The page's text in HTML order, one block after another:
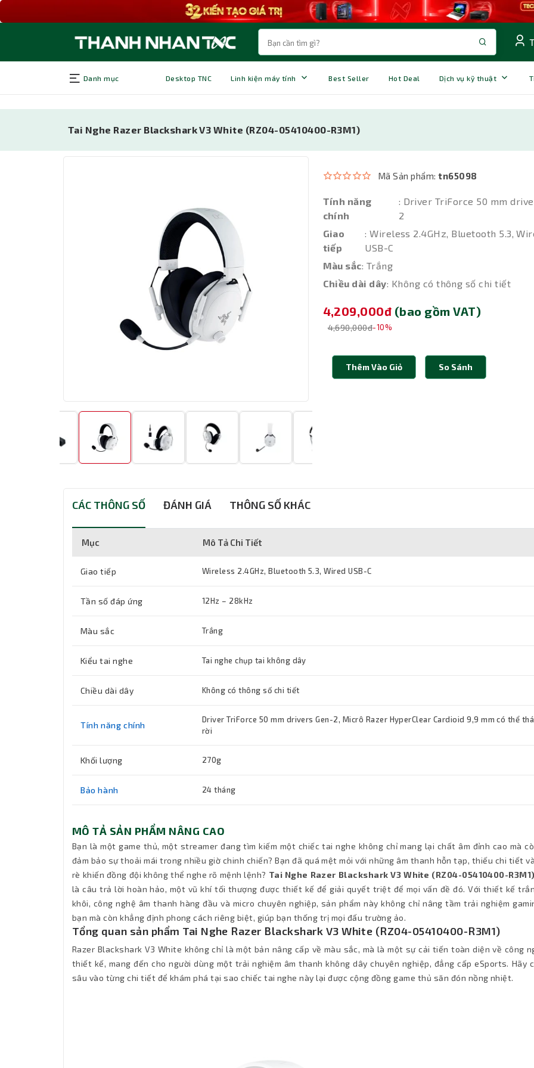
Danh mục Desktop TNC Linh kiện máy tính Best Seller Hot Deal Dịch vụ kỹ thuật
Tai Nghe Razer Blackshark V3 White (RZ04-05410400-R3M1)
Mã Sản phẩm:tn65098
Tính năng
chính
: Driver TriForce 50 mm
2
Giao
tiếp
: Wireless 2.4GHz, Bluetooth 5.3,
USB-C
Màu sắc: Trắng
Chiều dài dây: Không có thông số chi tiết
4,209,000đ (bao gồm VAT)
4,690,000đ-10%
Thêm Vào Giỏ So Sánh
CÁC THÔNG SỐ ĐÁNH GIÁ THÔNG SỐ KHÁC
Mục Mô Tả Chi Tiết
Giao tiếp Wireless 2.4GHz, Bluetooth 5.3, Wired USB-C
Tần số đáp ứng 12Hz – 28kHz
Màu sắc Trắng
Kiểu tai nghe Tai nghe chụp tai không dây
Chiều dài dây Không có thông số chi tiết
Tính năng chính
Driver TriForce 50 mm drivers Gen-2, Micrô Razer HyperClear Cardioid 9,9 mm có thể
rời
Khối lượng 270g
Bảo hành 24 tháng
MÔ TẢ SẢN PHẨM NÂNG CAO
Bạn là một game thủ, một streamer đang tìm kiếm một chiếc tai nghe không chỉ mang lại chất âm đỉnh cao mà
đảm bảo sự thoải mái trong nhiều giờ chinh chiến? Bạn đã quá mệt mỏi với những âm thanh hỗn tạp, thiếu chi tiết
rè khiến đồng đội không thể nghe rõ mệnh lệnh? Tai Nghe Razer Blackshark V3 White (RZ04-05410400-
là câu trả lời hoàn hảo, một vũ khí tối thượng được thiết kế để giải quyết triệt để mọi vấn đề đó. Với thiết kế
khôi, công nghệ âm thanh hàng đầu và micro chuyên nghiệp, sản phẩm này không chỉ nâng tầm trải nghiệm
bạn mà còn khẳng định phong cách riêng biệt, giúp bạn thống trị mọi đấu trường ảo.
Tổng quan sản phẩm Tai Nghe Razer Blackshark V3 White (RZ04-05410400-R3M1)
Razer Blackshark V3 White không chỉ là một bản nâng cấp về màu sắc, mà là một sự cải tiến toàn diện về công
thiết kế, mang đến cho người dùng một trải nghiệm âm thanh không dây chuyên nghiệp, đẳng cấp eSports. Hãy
sâu vào từng chi tiết để khám phá tại sao chiếc tai nghe này lại được cộng đồng game thủ săn đón nồng nhiệt.